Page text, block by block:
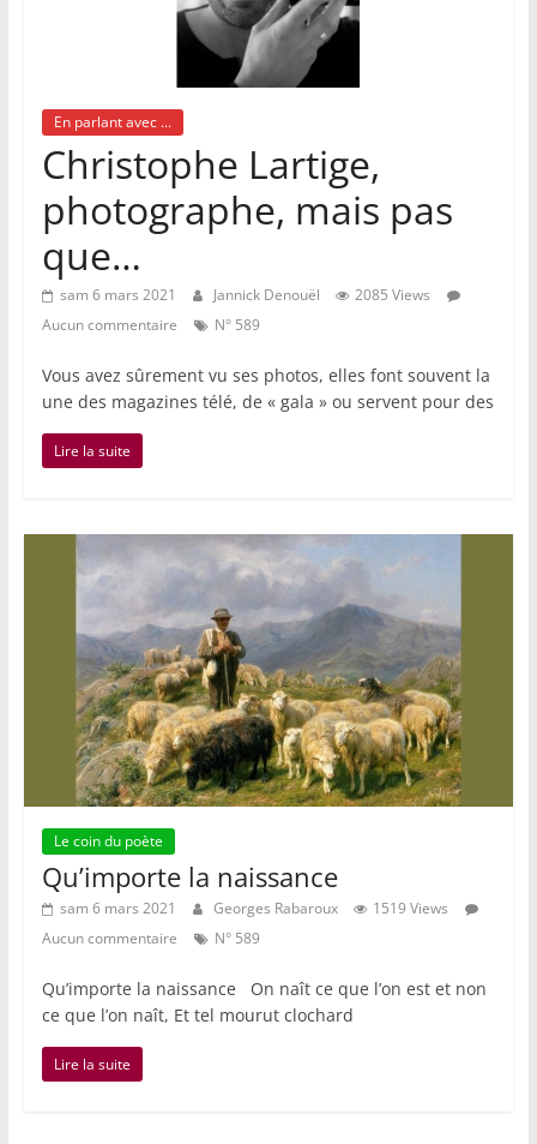
En parlant avec ...
Christophe Lartige,
photographe, mais pas
que…
sam 6 mars 2021 Jannick Denouël
2085 Views
Aucun commentaire
N° 589
Vous avez sûrement vu ses photos, elles font souvent la
une des magazines télé, de « gala » ou servent pour des
Lire la suite
Le coin du poète
Qu’importe la naissance
sam 6 mars 2021 Georges Rabaroux
1519 Views
Aucun commentaire
N° 589
Qu’importe la naissance On naît ce que l’on est et non
ce que l’on naît, Et tel mourut clochard
Lire la suite